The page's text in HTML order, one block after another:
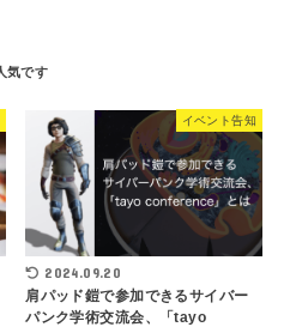
イベント告知
2024.09.20
肩パッド鎧で参加できるサイバー
パンク学術交流会、「tayo